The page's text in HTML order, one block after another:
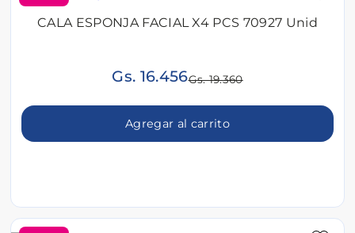
CALA ESPONJA FACIAL X4 PCS 70927 Unid
Gs. 16.456Gs. 19.360
Agregar al carrito